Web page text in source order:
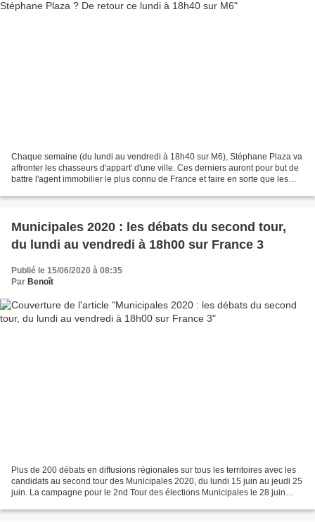
Chaque semaine (du lundi au vendredi à 18h40 sur M6), Stéphane Plaza va
affronter les chasseurs d'appart' d'une ville. Ces derniers auront pour but de
battre l'agent immobilier le plus connu de France et faire en sorte que les
Municipales 2020 : les débats du second tour,
du lundi au vendredi à 18h00 sur France 3
Publié le 15/06/2020 à 08:35
Par Benoît
Plus de 200 débats en diffusions régionales sur tous les territoires avec les
candidats au second tour des Municipales 2020, du lundi 15 juin au jeudi 25
juin. La campagne pour le 2nd Tour des élections Municipales le 28 juin